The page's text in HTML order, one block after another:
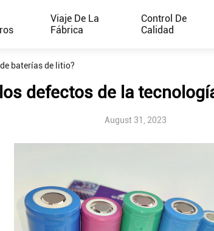
Viaje De La
Fábrica
Control De
Calidad
baterías de litio?
defectos de la
August 31, 2023